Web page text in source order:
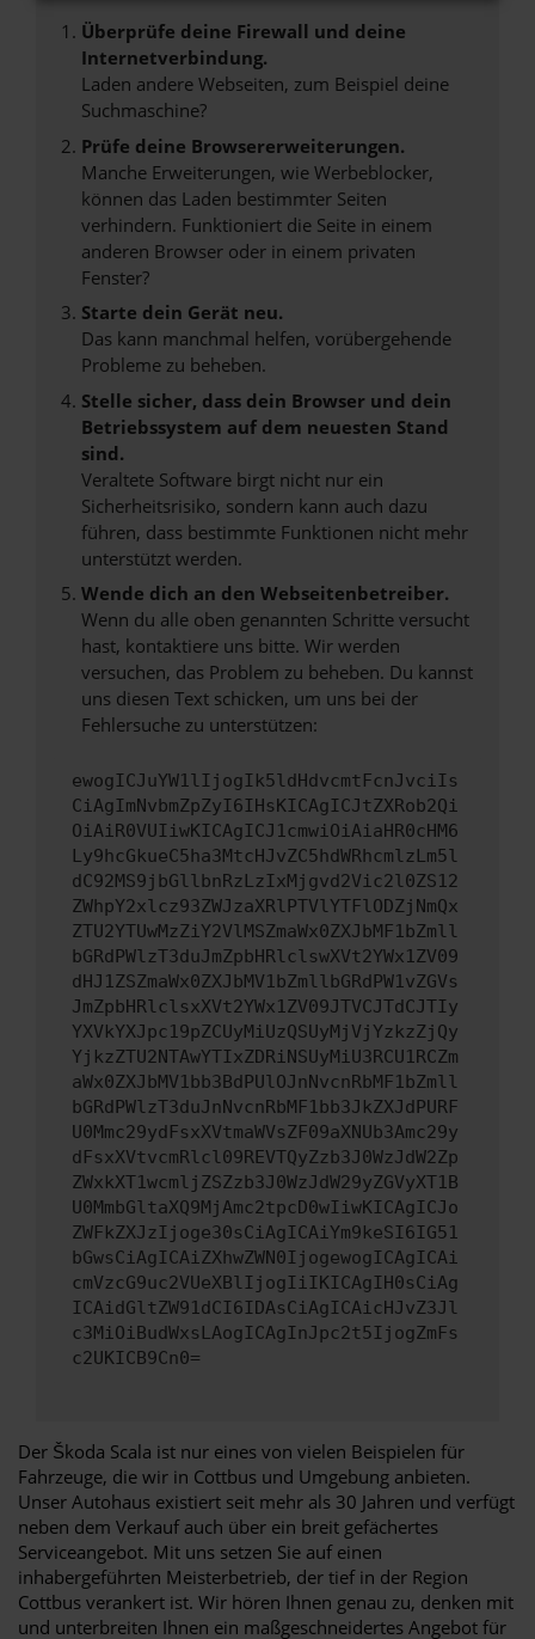
Überprüfe deine Firewall und deine
Internetverbindung.
Laden andere Webseiten, zum Beispiel deine
Suchmaschine?
Prüfe deine Browsererweiterungen.
Manche Erweiterungen, wie Werbeblocker,
können das Laden bestimmter Seiten
verhindern. Funktioniert die Seite in einem
anderen Browser oder in einem privaten
Fenster?
Starte dein Gerät neu.
Das kann manchmal helfen, vorübergehende
Probleme zu beheben.
Stelle sicher, dass dein Browser und dein
Betriebssystem auf dem neuesten Stand
sind.
Veraltete Software birgt nicht nur ein
Sicherheitsrisiko, sondern kann auch dazu
führen, dass bestimmte Funktionen nicht mehr
unterstützt werden.
Wende dich an den Webseitenbetreiber.
Wenn du alle oben genannten Schritte versucht
hast, kontaktiere uns bitte. Wir werden
versuchen, das Problem zu beheben. Du kannst
uns diesen Text schicken, um uns bei der
Fehlersuche zu unterstützen:
ewogICJuYW1lIjogIk5ldHdvcmtFcnJvciIs
CiAgImNvbmZpZyI6IHsKICAgICJtZXRob2Qi
OiAiR0VUIiwKICAgICJ1cmwiOiAiaHR0cHM6
Ly9hcGkueC5ha3MtcHJvZC5hdWRhcmlzLm5l
dC92MS9jbGllbnRzLzIxMjgvd2Vic2l0ZS12
ZWhpY2xlcz93ZWJzaXRlPTVlYTFlODZjNmQx
ZTU2YTUwMzZiY2VlMSZmaWx0ZXJbMF1bZmll
bGRdPWlzT3duJmZpbHRlclswXVt2YWx1ZV09
dHJ1ZSZmaWx0ZXJbMV1bZmllbGRdPW1vZGVs
JmZpbHRlclsxXVt2YWx1ZV09JTVCJTdCJTIy
YXVkYXJpc19pZCUyMiUzQSUyMjVjYzkzZjQy
YjkzZTU2NTAwYTIxZDRiNSUyMiU3RCU1RCZm
aWx0ZXJbMV1bb3BdPUlOJnNvcnRbMF1bZmll
bGRdPWlzT3duJnNvcnRbMF1bb3JkZXJdPURF
U0Mmc29ydFsxXVtmaWVsZF09aXNUb3Amc29y
dFsxXVtvcmRlcl09REVTQyZzb3J0WzJdW2Zp
ZWxkXT1wcmljZSZzb3J0WzJdW29yZGVyXT1B
U0MmbGltaXQ9MjAmc2tpcD0wIiwKICAgICJo
ZWFkZXJzIjoge30sCiAgICAiYm9keSI6IG51
bGwsCiAgICAiZXhwZWN0IjogewogICAgICAi
cmVzcG9uc2VUeXBlIjogIiIKICAgIH0sCiAg
ICAidGltZW91dCI6IDAsCiAgICAicHJvZ3Jl
c3MiOiBudWxsLAogICAgInJpc2t5IjogZmFs
c2UKICB9Cn0=
Der Škoda Scala ist nur eines von vielen Beispielen für
Fahrzeuge, die wir in Cottbus und Umgebung anbieten.
Unser Autohaus existiert seit mehr als 30 Jahren und verfügt
neben dem Verkauf auch über ein breit gefächertes
Serviceangebot. Mit uns setzen Sie auf einen
inhabergeführten Meisterbetrieb, der tief in der Region
Cottbus verankert ist. Wir hören Ihnen genau zu, denken mit
und unterbreiten Ihnen ein maßgeschneidertes Angebot für